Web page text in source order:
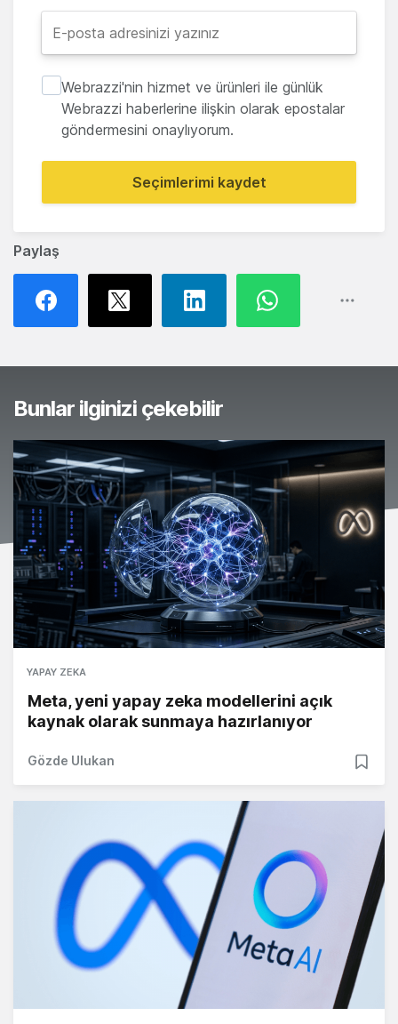
Paylaş
Webrazzi'nin hizmet ve ürünleri ile günlük
Webrazzi haberlerine ilişkin olarak epostalar
göndermesini onaylıyorum.
Seçimlerimi kaydet
Bunlar ilginizi çekebilir
YAPAY ZEKA
Meta, yeni yapay zeka modellerini açık
kaynak olarak sunmaya hazırlanıyor
Gözde Ulukan